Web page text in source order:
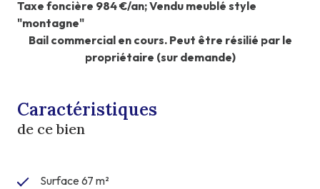
Taxe foncière 984 €/an; Vendu meublé style
"montagne"
Bail commercial en cours. Peut être résilié par le
propriétaire (sur demande)
Caractéristiques
de ce bien
Surface 67 m²